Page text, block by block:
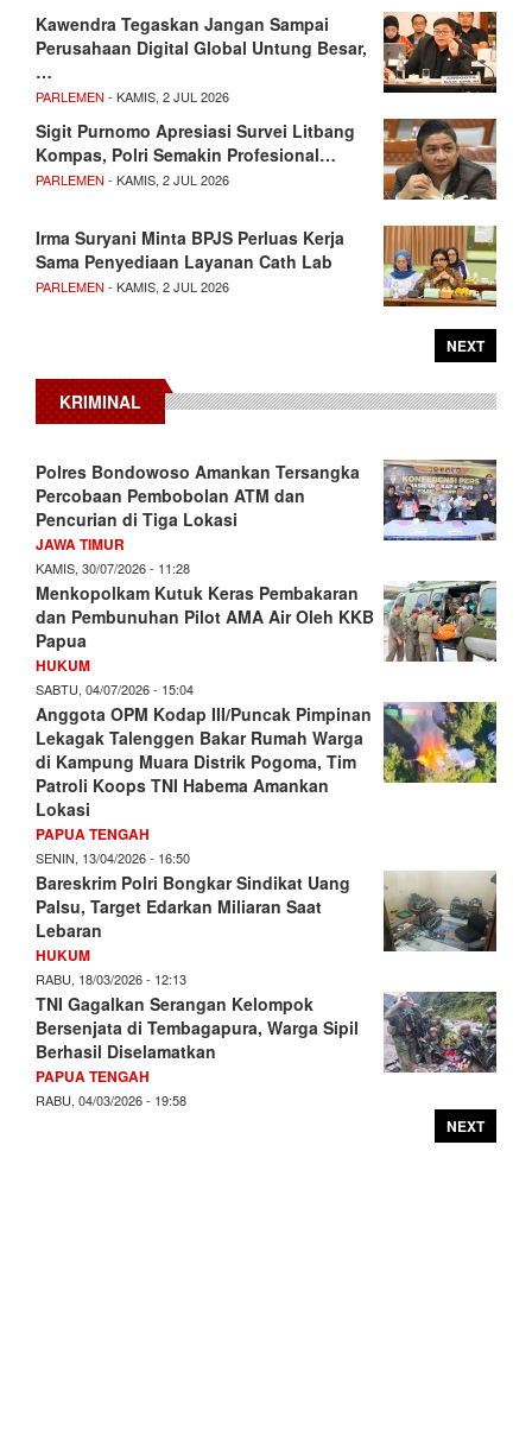
Kawendra Tegaskan Jangan Sampai
Perusahaan Digital Global Untung Besar,
…
PARLEMEN - KAMIS, 2 JUL 2026
Sigit Purnomo Apresiasi Survei Litbang
Kompas, Polri Semakin Profesional…
PARLEMEN - KAMIS, 2 JUL 2026
Irma Suryani Minta BPJS Perluas Kerja
Sama Penyediaan Layanan Cath Lab
PARLEMEN - KAMIS, 2 JUL 2026
NEXT
KRIMINAL
Polres Bondowoso Amankan Tersangka
Percobaan Pembobolan ATM dan
Pencurian di Tiga Lokasi
JAWA TIMUR
KAMIS, 30/07/2026 - 11:28
Menkopolkam Kutuk Keras Pembakaran
dan Pembunuhan Pilot AMA Air Oleh KKB
Papua
HUKUM
SABTU, 04/07/2026 - 15:04
Anggota OPM Kodap III/Puncak Pimpinan
Lekagak Talenggen Bakar Rumah Warga
di Kampung Muara Distrik Pogoma, Tim
Patroli Koops TNI Habema Amankan
Lokasi
PAPUA TENGAH
SENIN, 13/04/2026 - 16:50
Bareskrim Polri Bongkar Sindikat Uang
Palsu, Target Edarkan Miliaran Saat
Lebaran
HUKUM
RABU, 18/03/2026 - 12:13
TNI Gagalkan Serangan Kelompok
Bersenjata di Tembagapura, Warga Sipil
Berhasil Diselamatkan
PAPUA TENGAH
RABU, 04/03/2026 - 19:58
NEXT